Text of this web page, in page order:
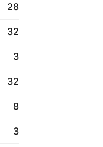
28
32
3
32
8
3